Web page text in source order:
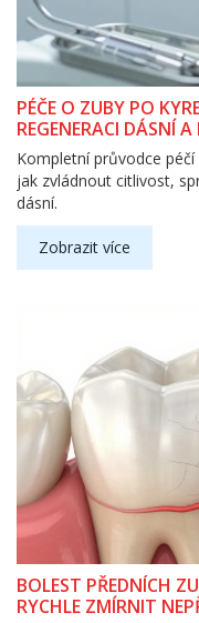
PÉČE O ZUBY PO
REGENERACI DÁSNÍ
Kompletní průvodce
jak zvládnout citlivost,
dásní.
Zobrazit více
BOLEST PŘEDNÍCH
RYCHLE ZMÍRNIT